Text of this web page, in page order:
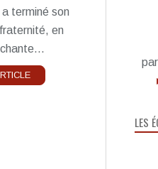
a terminé son
en
LES